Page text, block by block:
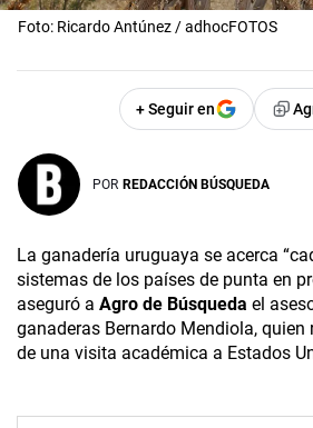
Foto: Ricardo Antúnez / adhocFOTOS
+ Seguir en
POR REDACCIÓN BÚSQUEDA
La ganadería uruguaya se acerca
sistemas de los países de punta en
aseguró a Agro de Búsqueda el
ganaderas Bernardo Mendiola, quien
de una visita académica a Estados